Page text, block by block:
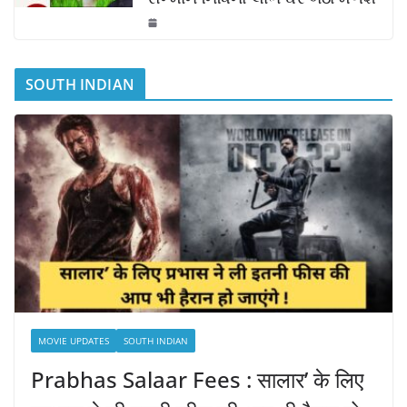
SOUTH INDIAN
MOVIE UPDATES SOUTH INDIAN
Prabhas Salaar Fees : सालार’ के लिए